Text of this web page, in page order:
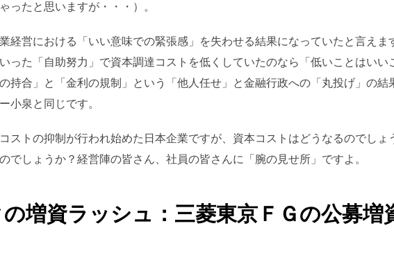
ったと思いますが・・・）。
経営における「いい意味での緊張感」を失わせる結果になっていたと言えま
った「自助努力」で資本調達コストを低くしていたのなら「低いことはいい
持合」と「金利の規制」という「他人任せ」と金融行政への「丸投げ」の結
小泉と同じです。
ストの抑制が行われ始めた日本企業ですが、資本コストはどうなるのでしょ
でしょうか？経営陣の皆さん、社員の皆さんに「腕の見せ所」ですよ。
増資ラッシュ：三菱東京ＦＧの公募増